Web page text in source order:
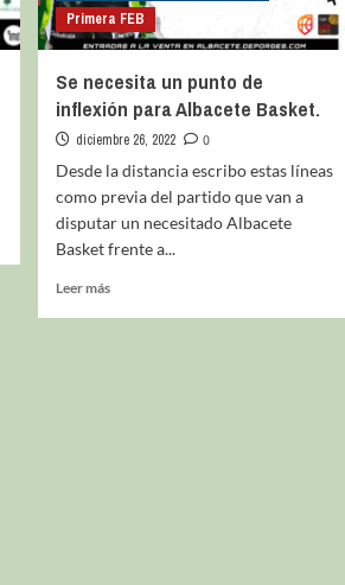
Primera FEB
Se necesita un punto de
inflexión para Albacete Basket.
diciembre 26, 2022
0
Desde la distancia escribo estas líneas
como previa del partido que van a
disputar un necesitado Albacete
Basket frente a...
Leer más